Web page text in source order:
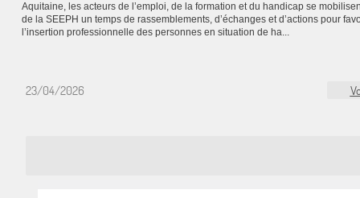
Aquitaine, les acteurs de l’emploi, de la formation et du handicap se
de la SEEPH un temps de rassemblements, d’échanges et d’actions pour
l’insertion professionnelle des personnes en situation de ha...
23/04/2026